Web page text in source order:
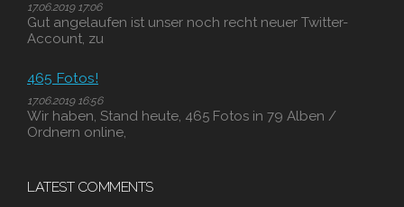
17.06.2019 17:06
Gut angelaufen ist unser noch recht neuer Twitter-
Account, zu
465 Fotos!
17.06.2019 16:56
Wir haben, Stand heute, 465 Fotos in 79 Alben /
Ordnern online,
LATEST COMMENTS